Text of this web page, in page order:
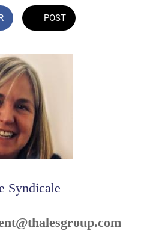
POST
Syndicale